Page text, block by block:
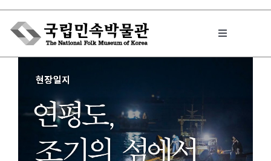
Skip
content
Toggle
박물관에서는
민속이야기